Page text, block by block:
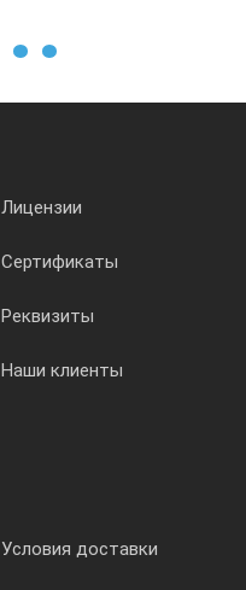
Лицензии
Сертификаты
Реквизиты
Наши клиенты
Условия доставки